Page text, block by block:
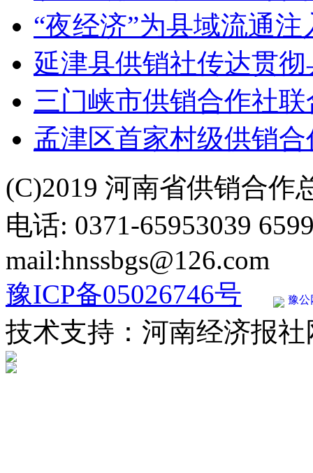
“夜经济”为县域流通注
延津县供销社传达贯
三门峡市供销合作社
孟津区首家村级供销
(C)2019 河南省供销合作
电话: 0371-65953039
mail:hnssbgs@126.com
豫ICP备05026746号
豫公
技术支持：河南经济报社